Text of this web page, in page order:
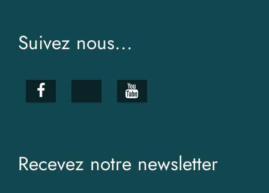
Suivez nous...
Recevez notre newsletter